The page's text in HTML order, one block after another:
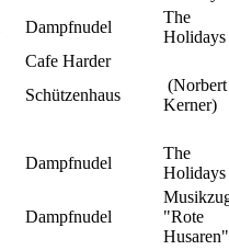
Dampfnudel
The
Holidays
Cafe Harder
Schützenhaus
(Norbert
Kerner)
Dampfnudel
The
Holidays
Dampfnudel
"Rote
Husaren"